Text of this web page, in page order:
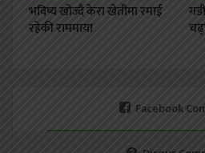
भविष्य खोज्दै केरा खेतीमा रमाई
रहेकी राममाया
Facebook